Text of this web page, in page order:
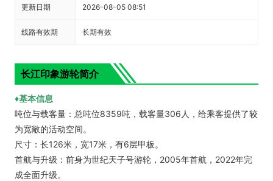
更新日期 2026-08-05 08:51
线路有效期 长期有效
长江印象游轮简介
♦基本信息
吨位与载客量：总吨位8359吨，载客量306人，给乘客提供了较
为宽敞的活动空间。
尺寸：长126米，宽17米，有6层甲板。
首航与升级：前身为世纪天子号游轮，2005年首航，2022年完
成全面升级。